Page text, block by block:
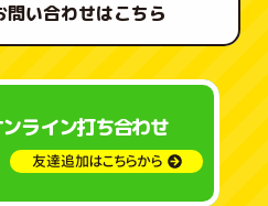
問い合わせはこちら
ライン打ち合わせ
友達追加はこちらから